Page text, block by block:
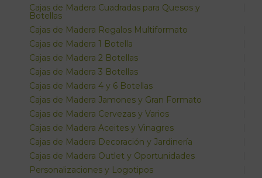
Cajas de Madera Cuadradas para Quesos y
Botellas
Cajas de Madera Regalos Multiformato
Cajas de Madera 1 Botella
Cajas de Madera 2 Botellas
Cajas de Madera 3 Botellas
Cajas de Madera 4 y 6 Botellas
Cajas de Madera Jamones y Gran Formato
Cajas de Madera Cervezas y Varios
Cajas de Madera Aceites y Vinagres
Cajas de Madera Decoración y Jardinería
Cajas de Madera Outlet y Oportunidades
Personalizaciones y Logotipos